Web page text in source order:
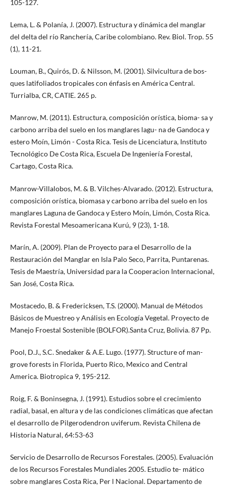
105-127.
Lema, L. & Polanía, J. (2007). Estructura y dinámica del manglar
del delta del río Ranchería, Caribe colombiano. Rev. Biol. Trop. 55
(1), 11-21.
Louman, B., Quirós, D. & Nilsson, M. (2001). Silvicultura de bos-
ques latifoliados tropicales con énfasis en América Central.
Turrialba, CR, CATIE. 265 p.
Manrow, M. (2011). Estructura, composición orística, bioma- sa y
carbono arriba del suelo en los manglares lagu- na de Gandoca y
estero Moín, Limón - Costa Rica. Tesis de Licenciatura, Instituto
Tecnológico De Costa Rica, Escuela De Ingeniería Forestal,
Cartago, Costa Rica.
Manrow-Villalobos, M. & B. Vilches-Alvarado. (2012). Estructura,
composición orística, biomasa y carbono arriba del suelo en los
manglares Laguna de Gandoca y Estero Moín, Limón, Costa Rica.
Revista Forestal Mesoamericana Kurú, 9 (23), 1-18.
Marín, A. (2009). Plan de Proyecto para el Desarrollo de la
Restauración del Manglar en Isla Palo Seco, Parrita, Puntarenas.
Tesis de Maestría, Universidad para la Cooperacion Internacional,
San José, Costa Rica.
Mostacedo, B. & Fredericksen, T.S. (2000). Manual de Métodos
Básicos de Muestreo y Análisis en Ecología Vegetal. Proyecto de
Manejo Froestal Sostenible (BOLFOR).Santa Cruz, Bolivia. 87 Pp.
Pool, D.J., S.C. Snedaker & A.E. Lugo. (1977). Structure of man-
grove forests in Florida, Puerto Rico, Mexico and Central
America. Biotropica 9, 195-212.
Roig, F. & Boninsegna, J. (1991). Estudios sobre el crecimiento
radial, basal, en altura y de las condiciones climáticas que afectan
el desarrollo de Pilgerodendron uviferum. Revista Chilena de
Historia Natural, 64:53-63
Servicio de Desarrollo de Recursos Forestales. (2005). Evaluación
de los Recursos Forestales Mundiales 2005. Estudio te- mático
sobre manglares Costa Rica, Per l Nacional. Departamento de